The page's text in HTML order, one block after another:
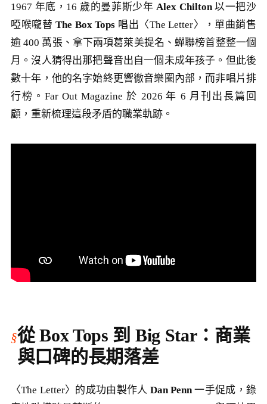
1967 年底，16 歲的曼菲斯少年 Alex Chilton以一把沙
啞喉嚨替The Box Tops 唱出〈The Letter〉，單曲銷售
逾 400 萬張、拿下兩項葛萊美提名、蟬聯榜首整整一個
月。沒人猜得出那把聲音出自一個未成年孩子。但此後
數十年，他的名字始終更響徹音樂圈內部，而非唱片排
行榜。Far Out Magazine 於 2026 年 6 月刊出長篇回
顧，重新梳理這段矛盾的職業軌跡。
從 Box Tops 到 Big Star：商業
與口碑的長期落差
〈The Letter〉的成功由製作人 Dan Penn一手促成，錄